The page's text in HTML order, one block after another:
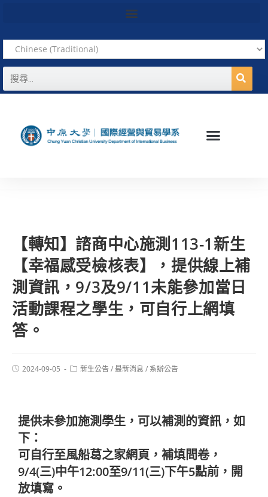
【轉知】諮商中心施測113-1新生
【幸福感受檢核表】，提供線上補
測資訊，9/3及9/11未能參加當日
活動課程之學生，可自行上網填
答。
2024-09-05 新生公告/最新消息 / 系辦公告
提供未參加施測學生，可以補測的資訊，如
下：
可自行至風船葛之家網頁，補填問卷，
9/4(三)中午12:00至9/11(三)下午5點前，開
放填寫。